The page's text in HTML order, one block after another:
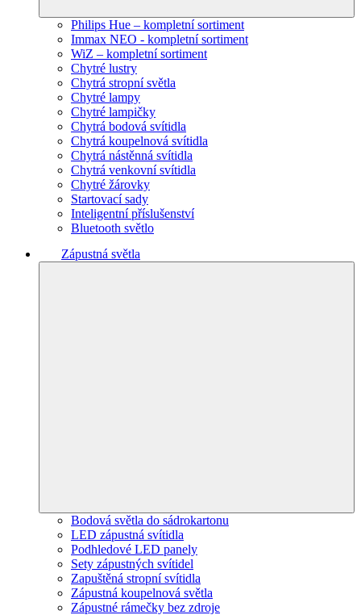
Philips Hue – kompletní sortiment
Immax NEO - kompletní sortiment
WiZ – kompletní sortiment
Chytré lustry
Chytrá stropní světla
Chytré lampy
Chytré lampičky
Chytrá bodová svítidla
Chytrá koupelnová svítidla
Chytrá nástěnná svítidla
Chytrá venkovní svítidla
Chytré žárovky
Startovací sady
Inteligentní příslušenství
Bluetooth světlo
Zápustná světla
Bodová světla do sádrokartonu
LED zápustná svítidla
Podhledové LED panely
Sety zápustných svítidel
Zapuštěná stropní svítidla
Zápustná koupelnová světla
Zápustné rámečky bez zdroje